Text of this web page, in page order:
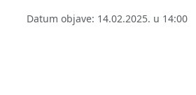
Datum objave: 14.02.2025. u 14:00